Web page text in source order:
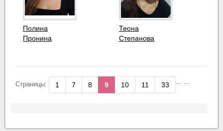
Полина
Пронина
Теона
Степанова
Страницы: 1 7 8 9 10 11 33